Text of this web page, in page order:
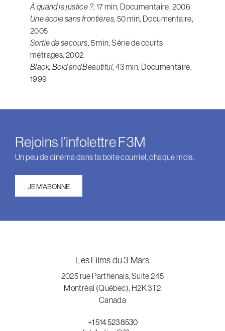
À quand la justice ?, 17 min, Documentaire, 2006
Une école sans frontières, 50 min, Documentaire,
2005
Sortie de secours, 5 min, Série de courts
métrages, 2002
Black, Bold and Beautiful, 43 min, Documentaire,
1999
Rejoins l’infolettre F3M
Un peu de cinéma dans ta boite courriel, chaque mois.
JE M'ABONNE
Les Films du 3 Mars
2025 rue Parthenais, Suite 245
Montréal (Québec), H2K 3T2
Canada
+1 514 523 8530